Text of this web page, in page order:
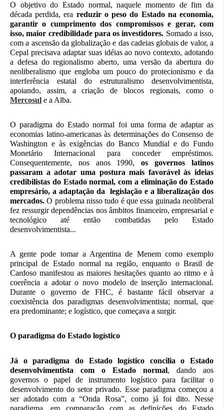
O objetivo do Estado normal, naquele momento de fim da
década perdida, era reduzir o peso do Estado na economia,
garantir o cumprimento dos compromissos e gerar, com
isso, maior credibilidade para os investidores. Somado a isso,
com a ascensão da globalização e das cadeias globais de valor, a
Cepal precisava adaptar suas idéias ao novo contexto, adotando
a defesa do regionalismo aberto, uma versão da abertura do
neoliberalismo que engloba um pouco do protecionismo e da
interferência estatal do estruturalismo desenvolvimentista,
apoiando, assim, a criação de blocos regionais, como o
Mercosul e a Alba.
O paradigma do Estado normal foi uma forma de adaptar as
economias latino-americanas às determinações do Consenso de
Washington e às exigências do Banco Mundial e do Fundo
Monetário Internacional para conceder empréstimos.
Consequentemente, nos anos 1990,os governos latinos
passaram a adotar uma postura mais favorável às ideias
credibilistas do Estado normal, com a eliminação do Estado
empresário, a adaptação da legislação e a liberalização dos
mercados. O problema nisso tudo é que essa guinada neoliberal
fez ressurgir dependências nos âmbitos financeiro, empresarial e
tecnológico até então combatidas pelo Estado
desenvolvimentista...
A gente pode tomar a Argentina de Menem como exemplo
principal de Estado normal na região, enquanto o Brasil de
Cardoso manifestou as maiores hesitações quanto ao ritmo e à
coerência a adotar o novo modelo de inserção internacional.
Durante o governo de FHC, é bastante fácil observar a
coexistência dos paradigmas desenvolvimentista; normal, que
era predominante; e logístico, que começava a surgir.
O paradigma do Estado logístico
Já o paradigma do Estado logístico concilia o Estado
desenvolvimentista com o Estado normal, dando aos
governos o papel de instrumento logístico para facilitar o
desenvolvimento do setor privado. Esse paradigma começou a
ser adotado com a “Onda Rosa”, como já foi dito. Nesse
paradigma, em comparação com as definições do Estado